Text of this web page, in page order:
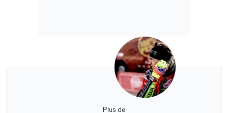
Plus de